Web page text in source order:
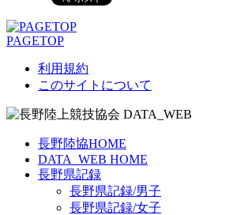
PAGETOP
利用規約
このサイトについて
長野陸協HOME
DATA_WEB HOME
長野県記録
長野県記録/男子
長野県記録/女子